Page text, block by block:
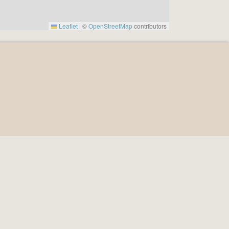
Leaflet | ©OpenStreetMapcontributors